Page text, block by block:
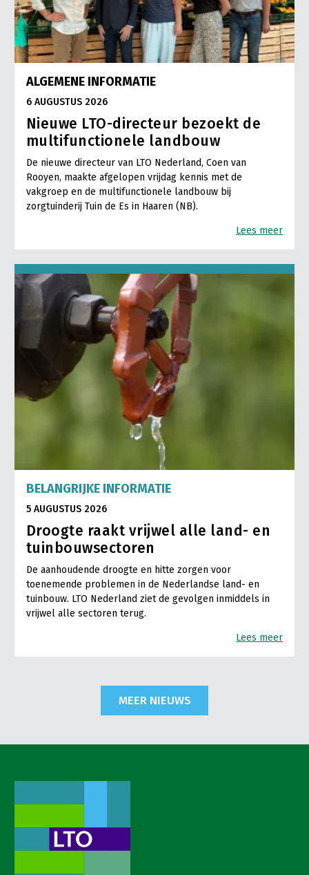
ALGEMENE INFORMATIE
6 AUGUSTUS 2026
Nieuwe LTO-directeur bezoekt de
multifunctionele landbouw
De nieuwe directeur van LTO Nederland, Coen van
Rooyen, maakte afgelopen vrijdag kennis met de
vakgroep en de multifunctionele landbouw bij
zorgtuinderij Tuin de Es in Haaren (NB).
Lees meer
BELANGRIJKE INFORMATIE
5 AUGUSTUS 2026
Droogte raakt vrijwel alle land- en
tuinbouwsectoren
De aanhoudende droogte en hitte zorgen voor
toenemende problemen in de Nederlandse land- en
tuinbouw. LTO Nederland ziet de gevolgen inmiddels in
vrijwel alle sectoren terug.
Lees meer
MEER NIEUWS